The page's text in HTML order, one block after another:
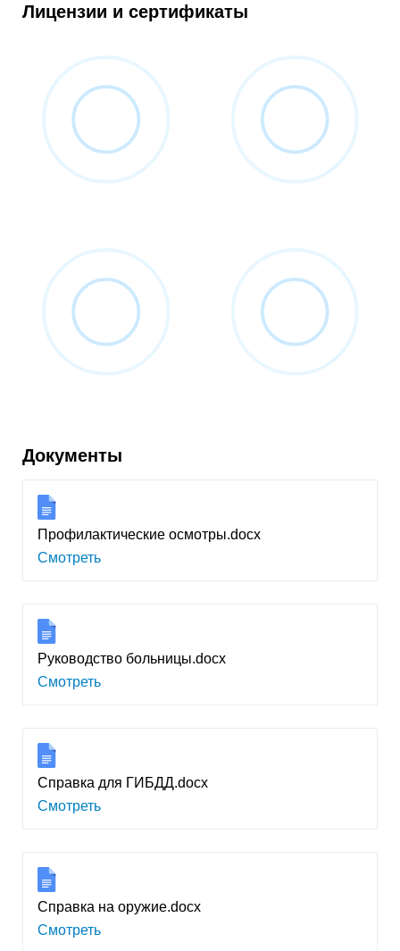
Лицензии и сертификаты
Документы
Профилактические осмотры.docx
Смотреть
Руководство больницы.docx
Смотреть
Справка для ГИБДД.docx
Смотреть
Справка на оружие.docx
Смотреть